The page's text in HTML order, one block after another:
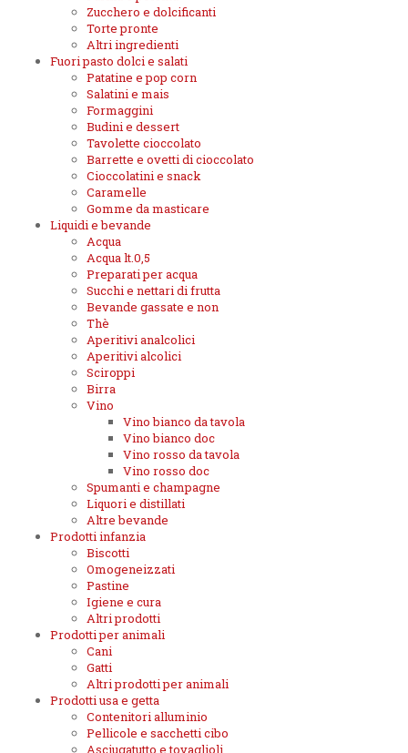
Zucchero e dolcificanti
Torte pronte
Altri ingredienti
Fuori pasto dolci e salati
Patatine e pop corn
Salatini e mais
Formaggini
Budini e dessert
Tavolette cioccolato
Barrette e ovetti di cioccolato
Cioccolatini e snack
Caramelle
Gomme da masticare
Liquidi e bevande
Acqua
Acqua lt.0,5
Preparati per acqua
Succhi e nettari di frutta
Bevande gassate e non
Thè
Aperitivi analcolici
Aperitivi alcolici
Sciroppi
Birra
Vino
Vino bianco da tavola
Vino bianco doc
Vino rosso da tavola
Vino rosso doc
Spumanti e champagne
Liquori e distillati
Altre bevande
Prodotti infanzia
Biscotti
Omogeneizzati
Pastine
Igiene e cura
Altri prodotti
Prodotti per animali
Cani
Gatti
Altri prodotti per animali
Prodotti usa e getta
Contenitori alluminio
Pellicole e sacchetti cibo
Asciugatutto e tovaglioli